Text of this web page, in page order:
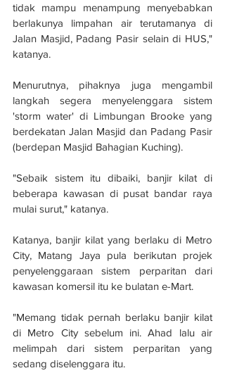
tidak mampu menampung menyebabkan
berlakunya limpahan air terutamanya di
Jalan Masjid, Padang Pasir selain di HUS,"
katanya.
Menurutnya, pihaknya juga mengambil
langkah segera menyelenggara sistem
'storm water' di Limbungan Brooke yang
berdekatan Jalan Masjid dan Padang Pasir
(berdepan Masjid Bahagian Kuching).
"Sebaik sistem itu dibaiki, banjir kilat di
beberapa kawasan di pusat bandar raya
mulai surut," katanya.
Katanya, banjir kilat yang berlaku di Metro
City, Matang Jaya pula berikutan projek
penyelenggaraan sistem perparitan dari
kawasan komersil itu ke bulatan e-Mart.
"Memang tidak pernah berlaku banjir kilat
di Metro City sebelum ini. Ahad lalu air
melimpah dari sistem perparitan yang
sedang diselenggara itu.